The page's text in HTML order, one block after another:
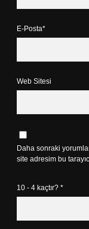
E-Posta*
Web Sitesi
Daha sonraki
site adresim bu
10 - 4 kaçtır? *